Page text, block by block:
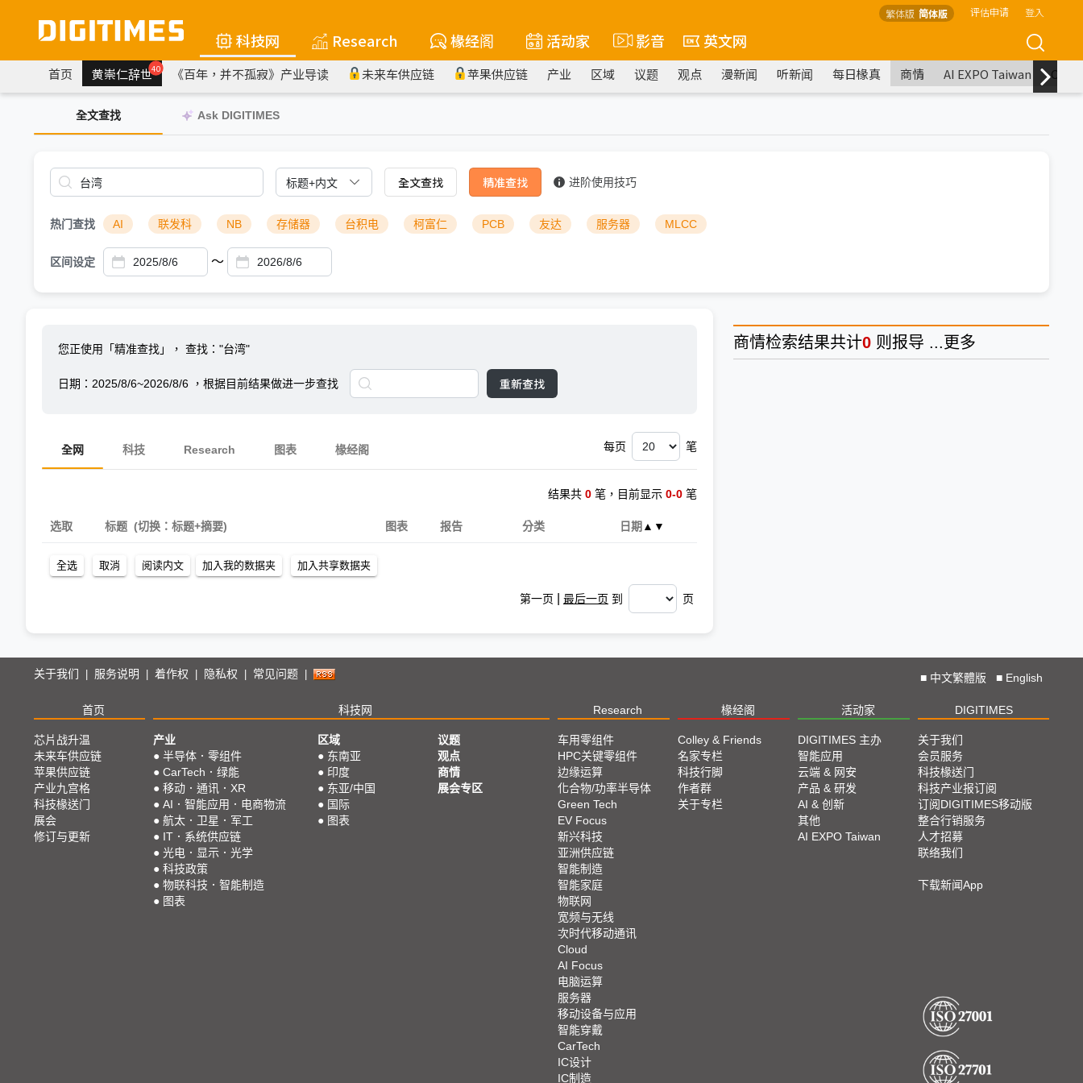
繁体版 简体版 评估申请 登入
科技网 Research 椽经阁 活动家 影音 英文网
首页 黄崇仁辞世40 《百年，并不孤寂》产业导读 未来车供应链 苹果供应链 产业 区域 议题 观点 漫新闻 听新闻 每日椽真 商情 AI EXPO Taiwan
全文查找 Ask DIGITIMES
全文查找 精准查找 进阶使用技巧
热门查找 AI 联发科 NB 存储器 台积电 柯富仁 PCB 友达 服务器 MLCC
区间设定 ～
您正使用「精准查找」， 查找："台湾"
日期： 2025/8/6~2026/8/6 ，根据目前结果做进一步查找 重新查找
全网 科技 Research 图表 椽经阁 每页 笔
结果共 0 笔，目前显示 0-0 笔
选取 标题 (切换：标题+摘要) 图表 报告 分类 日期 ▲ ▼
第一页 最后一页 到 页
商情检索结果共计0 则报导 ... 更多
关于我们 服务说明 着作权 隐私权 常见问题 ■ 中文繁體版 ■ English
首页 科技网 Research 椽经阁 活动家 DIGITIMES
芯片战升温
未来车供应链
苹果供应链
产业九宫格
科技椽送门
展会
修订与更新
产业
● 半导体．零组件
● CarTech．绿能
● 移动．通讯．XR
● AI．智能应用．电商物流
● 航太．卫星．军工
● IT．系统供应链
● 光电．显示．光学
● 科技政策
● 物联科技．智能制造
● 图表
区域
● 东南亚
● 印度
● 东亚/中国
● 国际
● 图表
议题
观点
商情
展会专区
车用零组件
HPC关键零组件
边缘运算
化合物/功率半导体
Green Tech
EV Focus
新兴科技
亚洲供应链
智能制造
智能家庭
物联网
宽频与无线
次时代移动通讯
Cloud
AI Focus
电脑运算
服务器
移动设备与应用
智能穿戴
CarTech
IC设计
IC制造
Colley & Friends
名家专栏
科技行脚
作者群
关于专栏
DIGITIMES 主办
智能应用
云端 & 网安
产品 & 研发
AI & 创新
其他
AI EXPO Taiwan
关于我们
会员服务
科技椽送门
科技产业报订阅
订阅DIGITIMES移动版
整合行销服务
人才招募
联络我们
下载新闻App